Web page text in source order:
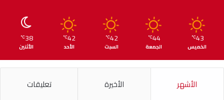
43
℃
الخميس
44
℃
الجمعة
42
℃
السبت
42
℃
الأحد
38
℃
الأثنين
الأشهر الأخيرة تعليقات